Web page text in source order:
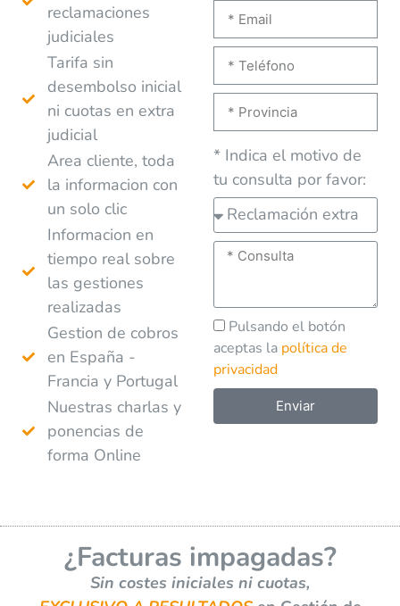
reclamaciones
judiciales
Tarifa sin
desembolso inicial
ni cuotas en extra
judicial
Area cliente, toda
la informacion con
un solo clic
Informacion en
tiempo real sobre
las gestiones
realizadas
Gestion de cobros
en España -
Francia y Portugal
Nuestras charlas y
ponencias de
forma Online
* Indica el motivo de
tu consulta por favor:
Pulsando el botón
aceptas la política de
privacidad
Enviar
r
n
a
¿Facturas impagadas?
Sin costes iniciales ni cuotas,